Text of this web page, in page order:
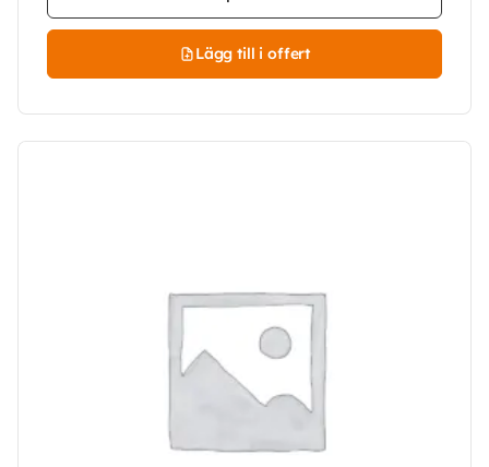
Lägg till i offert